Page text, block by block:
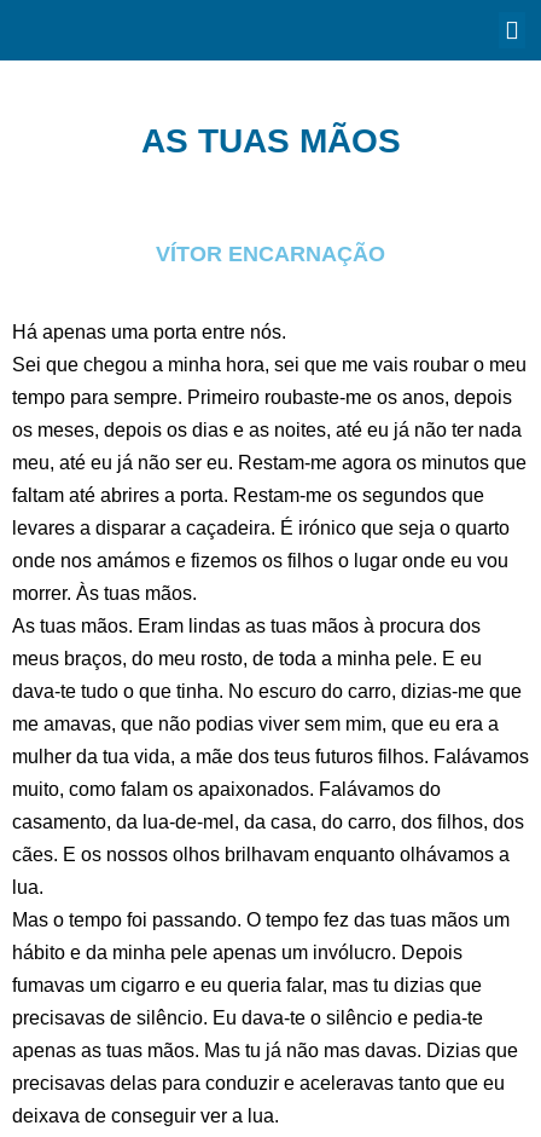
AS TUAS MÃOS
VÍTOR ENCARNAÇÃO
Há apenas uma porta entre nós.
Sei que chegou a minha hora, sei que me vais roubar o meu
tempo para sempre. Primeiro roubaste-me os anos, depois
os meses, depois os dias e as noites, até eu já não ter nada
meu, até eu já não ser eu. Restam-me agora os minutos que
faltam até abrires a porta. Restam-me os segundos que
levares a disparar a caçadeira. É irónico que seja o quarto
onde nos amámos e fizemos os filhos o lugar onde eu vou
morrer. Às tuas mãos.
As tuas mãos. Eram lindas as tuas mãos à procura dos
meus braços, do meu rosto, de toda a minha pele. E eu
dava-te tudo o que tinha. No escuro do carro, dizias-me que
me amavas, que não podias viver sem mim, que eu era a
mulher da tua vida, a mãe dos teus futuros filhos. Falávamos
muito, como falam os apaixonados. Falávamos do
casamento, da lua-de-mel, da casa, do carro, dos filhos, dos
cães. E os nossos olhos brilhavam enquanto olhávamos a
lua.
Mas o tempo foi passando. O tempo fez das tuas mãos um
hábito e da minha pele apenas um invólucro. Depois
fumavas um cigarro e eu queria falar, mas tu dizias que
precisavas de silêncio. Eu dava-te o silêncio e pedia-te
apenas as tuas mãos. Mas tu já não mas davas. Dizias que
precisavas delas para conduzir e aceleravas tanto que eu
deixava de conseguir ver a lua.